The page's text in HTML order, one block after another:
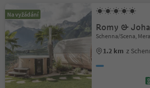
Na vyžádání
Romy &
Schenna/Scena,
1.2 km z